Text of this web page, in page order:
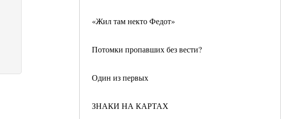
«Жил там некто Федот»
Потомки пропавших без вести?
Один из первых
ЗНАКИ НА КАРТАХ